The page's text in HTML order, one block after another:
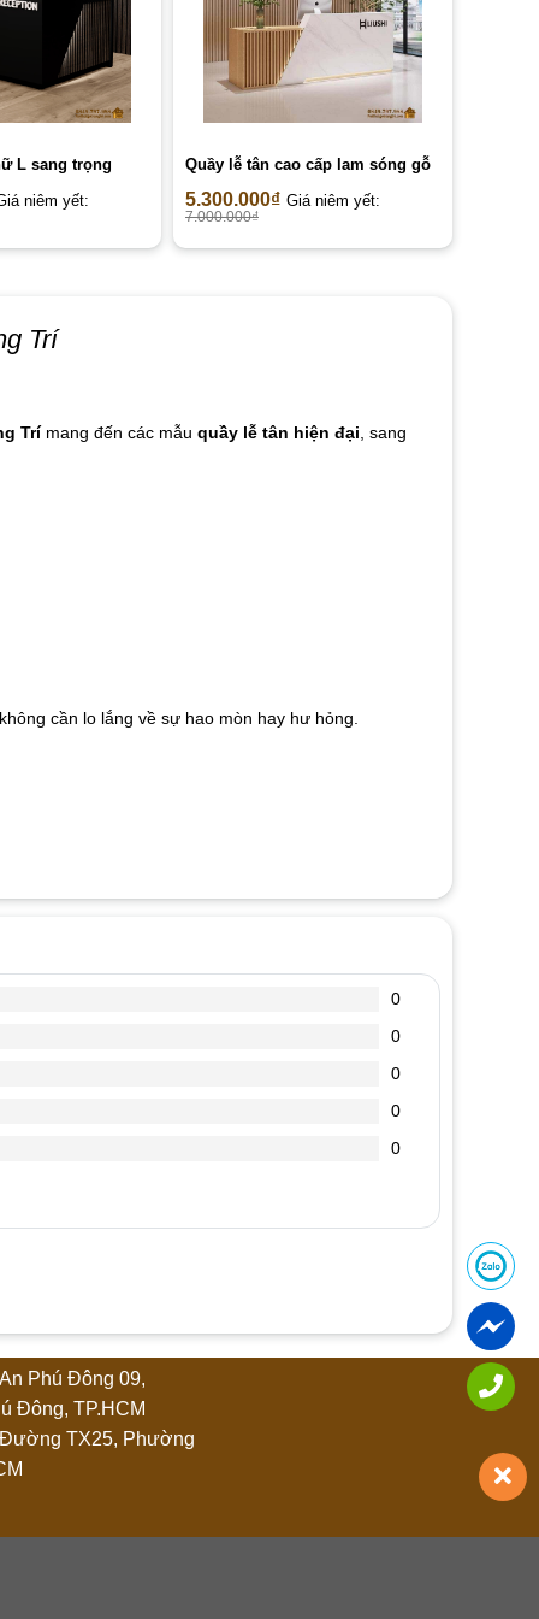
L sang trọng
niêm yết:
Quầy lễ tân cao cấp lam sóng gỗ
5.300.000₫ Giá niêm yết:
7.000.000₫
Trí
Trímang đến các mẫu quầy lễ tân hiện đại , sang
cần lo lắng về sự hao mòn hay hư hỏng.
0
0
0
0
0
Phú Đông 09,
Đông, TP.HCM
TX25, Phường